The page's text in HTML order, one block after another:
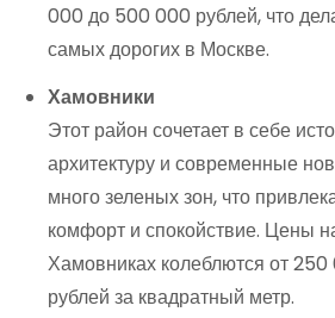
000 до 500 000 рублей, что
самых дорогих в Москве.
Хамовники
Этот район сочетает в себе
архитектуру и современные
много зеленых зон, что
комфорт и спокойствие. Цены
Хамовниках колеблются от
рублей за квадратный метр.